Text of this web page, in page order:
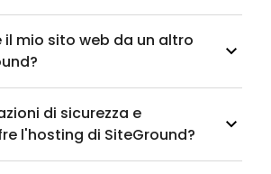
il mio sito web da un altro
di sicurezza e
l'hosting di SiteGround?